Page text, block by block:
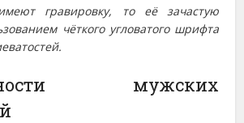
гравировку, то её зачастую
чёткого угловатого шрифта
мужских